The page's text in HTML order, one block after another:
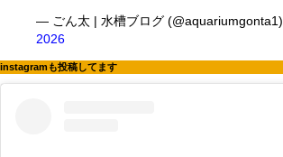
— ごん太 | 水槽ブログ (@aquariumgonta1)
2026
instagramも投稿してます